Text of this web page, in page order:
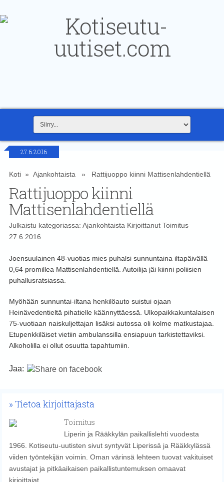
27.6.2016
Koti» Ajankohtaista » Rattijuoppo kiinni Mattisenlahdentiellä
Rattijuoppo kiinni
Mattisenlahdentiellä
Julkaistu kategoriassa: Ajankohtaista Kirjoittanut Toimitus
27.6.2016
Joensuulainen 48-vuotias mies puhalsi sunnuntaina iltapäivällä
0,64 promillea Mattisenlahdentiellä. Autoilija jäi kiinni poliisien
puhallusratsiassa.
Myöhään sunnuntai-iltana henkilöauto suistui ojaan
Heinävedentieltä pihatielle käännyttäessä. Ulkopaikkakuntalaisen
75-vuotiaan naiskuljettajan lisäksi autossa oli kolme matkustajaa.
Etupenkkiläiset vietiin ambulanssilla ensiapuun tarkistettaviksi.
Alkoholilla ei ollut osuutta tapahtumiin.
Jaa:
Tietoa kirjoittajasta
Toimitus
Liperin ja Rääkkylän paikallislehti vuodesta
1966. Kotiseutu-uutisten sivut syntyvät Liperissä ja Rääkkylässä
viiden työntekijän voimin. Oman värinsä lehteen tuovat vakituiset
avustajat ja pitkäaikaisen paikallistuntemuksen omaavat
kirjoittajat.